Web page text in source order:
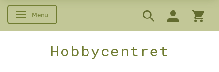
Skifte navigation
Menu
Hobbycentret